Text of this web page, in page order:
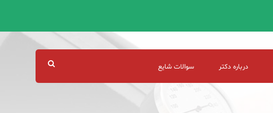
درباره دکتر سوالات شایع